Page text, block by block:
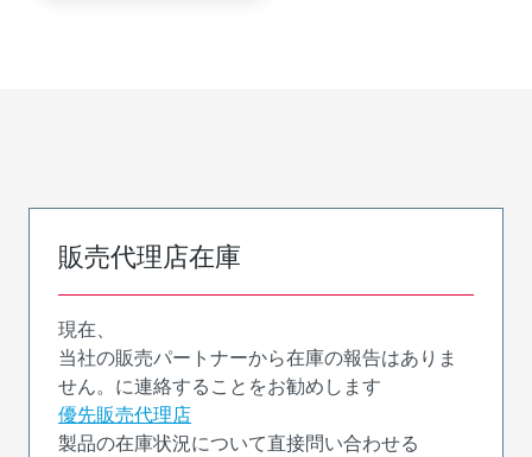
販売代理店在庫
現在、
当社の販売パートナーから在庫の報告はありま
せん。に連絡することをお勧めします
優先販売代理店
製品の在庫状況について直接問い合わせる